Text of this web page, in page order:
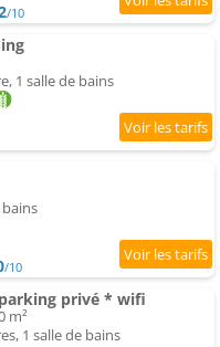
/10
1 salle de bains
/10
privé * wifi
m²
1 salle de bains